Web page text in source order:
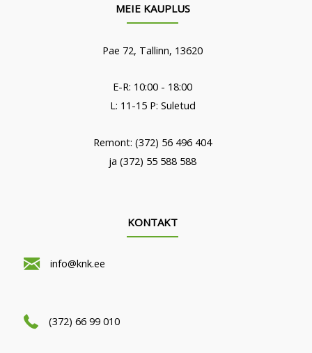
MEIE KAUPLUS
Pae 72, Tallinn, 13620
E-R: 10:00 - 18:00
L: 11-15 P: Suletud
Remont: (372) 56 496 404
ja (372) 55 588 588
KONTAKT
info@knk.ee
(372) 66 99 010